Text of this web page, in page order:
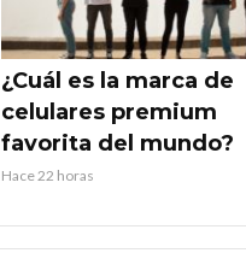
¿Cuál es la marca de
celulares premium
favorita del mundo?
Hace 22 horas